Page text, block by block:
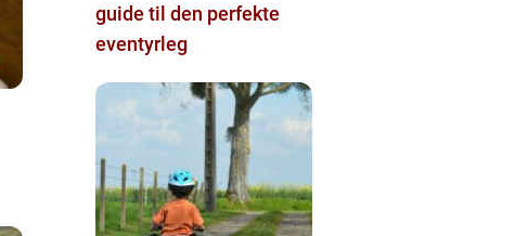
guide til den perfekte
eventyrleg